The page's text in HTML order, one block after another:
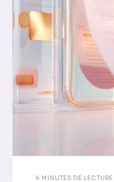
4 MINUTES DE LECTURE